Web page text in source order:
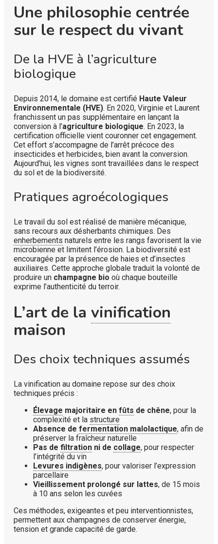
Une philosophie centrée
sur le respect du vivant
De la HVE à l’agriculture
biologique
Depuis 2014, le domaine est certifié Haute Valeur
Environnementale (HVE). En 2020, Virginie et Laurent
franchissent un pas supplémentaire en lançant la
conversion à l’agriculture biologique. En 2023, la
certification officielle vient couronner cet engagement.
Cet effort s’accompagne de l’arrêt précoce des
insecticides et herbicides, bien avant la conversion.
Aujourd’hui, les vignes sont travaillées dans le respect
du sol et de la biodiversité.
Pratiques agroécologiques
Le travail du sol est réalisé de manière mécanique,
sans recours aux désherbants chimiques. Des
enherbements naturels entre les rangs favorisent la vie
microbienne et limitent l’érosion. La biodiversité est
encouragée par la présence de haies et d’insectes
auxiliaires. Cette approche globale traduit la volonté de
produire un champagne bio où chaque bouteille
exprime l’authenticité du terroir.
L’art de la vinification
maison
Des choix techniques assumés
La vinification au domaine repose sur des choix
techniques précis :
Élevage majoritaire en fûts de chêne, pour la
complexité et la structure
Absence de fermentation malolactique, afin de
préserver la fraîcheur naturelle
Pas de filtration ni de collage, pour respecter
l’intégrité du vin
Levures indigènes, pour valoriser l’expression
parcellaire
Vieillissement prolongé sur lattes, de 15 mois
à 10 ans selon les cuvées
Ces méthodes, exigeantes et peu interventionnistes,
permettent aux champagnes de conserver énergie,
tension et grande capacité de garde.